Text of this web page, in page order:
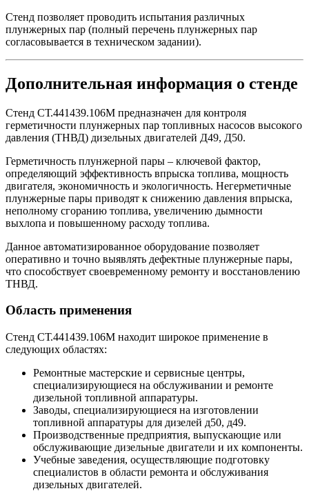
Стенд позволяет проводить испытания различных
плунжерных пар (полный перечень плунжерных пар
согласовывается в техническом задании).
Дополнительная информация о стенде
Стенд СТ.441439.106М предназначен для контроля
герметичности плунжерных пар топливных насосов высокого
давления (ТНВД) дизельных двигателей Д49, Д50.
Герметичность плунжерной пары – ключевой фактор,
определяющий эффективность впрыска топлива, мощность
двигателя, экономичность и экологичность. Негерметичные
плунжерные пары приводят к снижению давления впрыска,
неполному сгоранию топлива, увеличению дымности
выхлопа и повышенному расходу топлива.
Данное автоматизированное оборудование позволяет
оперативно и точно выявлять дефектные плунжерные пары,
что способствует своевременному ремонту и восстановлению
ТНВД.
Область применения
Стенд СТ.441439.106М находит широкое применение в
следующих областях:
Ремонтные мастерские и сервисные центры,
специализирующиеся на обслуживании и ремонте
дизельной топливной аппаратуры.
Заводы, специализирующиеся на изготовлении
топливной аппаратуры для дизелей д50, д49.
Производственные предприятия, выпускающие или
обслуживающие дизельные двигатели и их компоненты.
Учебные заведения, осуществляющие подготовку
специалистов в области ремонта и обслуживания
дизельных двигателей.